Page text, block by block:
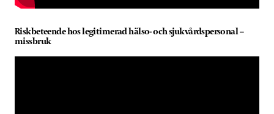
Riskbeteende hos legitimerad hälso- och sjukvårdspersonal –
missbruk